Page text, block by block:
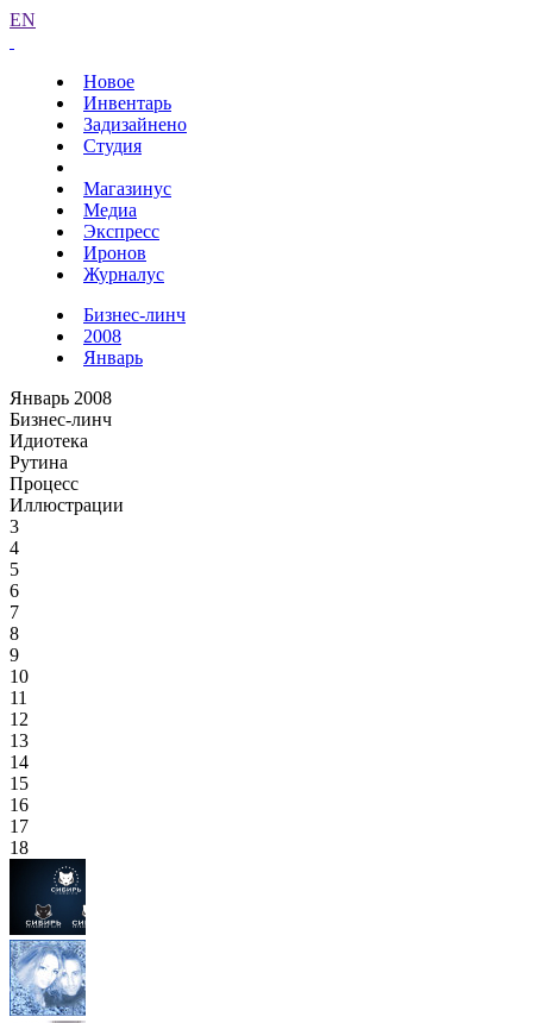
EN
Новое
Инвентарь
Задизайнено
Студия
Магазинус
Медиа
Экспресс
Иронов
Журналус
Бизнес-линч
2008
Январь
Январь 2008
Бизнес-линч
Идиотека
Рутина
Процесс
Иллюстрации
3
4
5
6
7
8
9
10
11
12
13
14
15
16
17
18